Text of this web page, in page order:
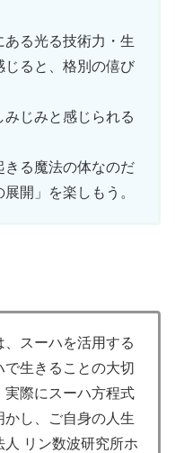
る光る技術力・生
じると、格別の僖び
じみと感じられる
きる魔法の体なのだ
開」を楽しもう。
スーハを活用する
生きることの大切
実際にスーハ方程式
かし、ご自身の人生
リン数波研究所ホ